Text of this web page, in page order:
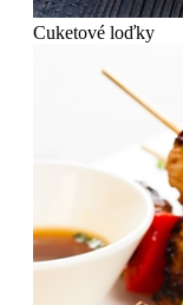
Cuketové loďky